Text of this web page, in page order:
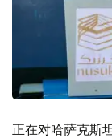
正在对哈萨克斯